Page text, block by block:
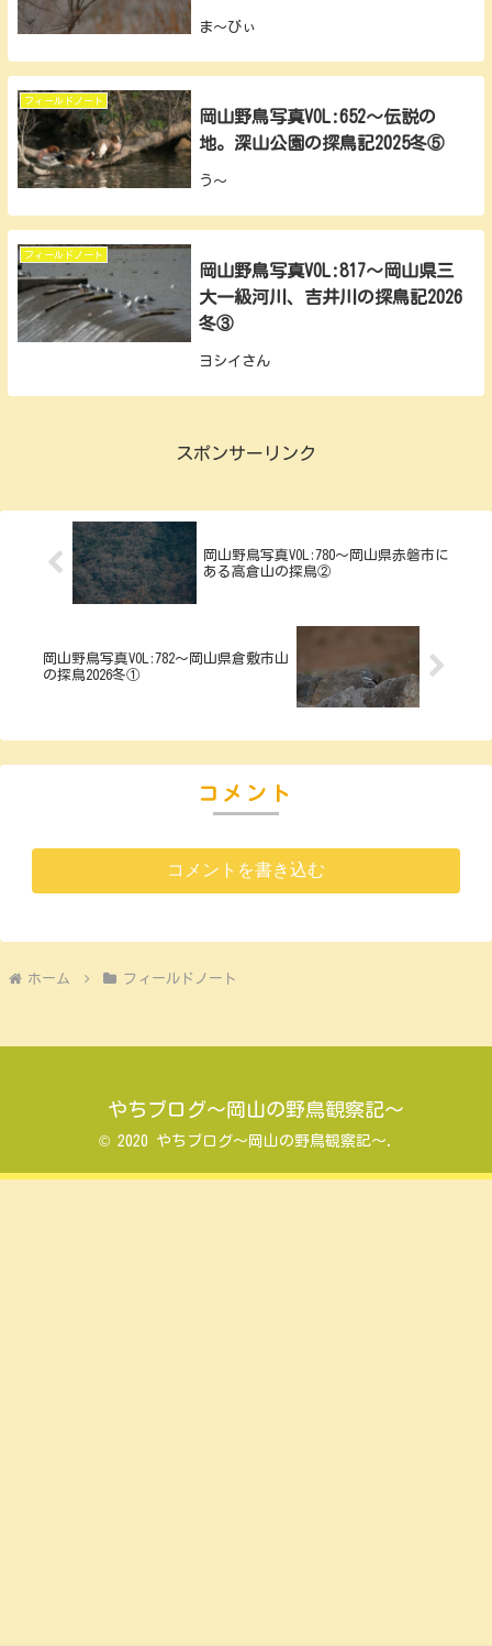
ま～びぃ
フィールドノート
岡山野鳥写真VOL:652～伝説の
地。深山公園の探鳥記2025冬⑤
う～
フィールドノート
岡山野鳥写真VOL:817～岡山県三
大一級河川、吉井川の探鳥記2026
冬③
ヨシイさん
スポンサーリンク
岡山野鳥写真VOL:780～岡山県赤磐市に
ある高倉山の探鳥②
岡山野鳥写真VOL:782～岡山県倉敷市山
の探鳥2026冬①
コメント
コメントを書き込む
ホーム フィールドノート
やちブログ～岡山の野鳥観察記～
© 2020 やちブログ～岡山の野鳥観察記～.